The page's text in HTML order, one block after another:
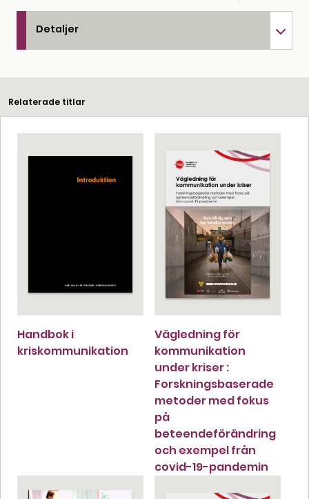
Detaljer
Relaterade titlar
Handbok i
kriskommunikation
Vägledning för
kommunikation
under kriser :
Forskningsbaserade
metoder med fokus
på
beteendeförändring
och exempel från
covid-19-pandemin